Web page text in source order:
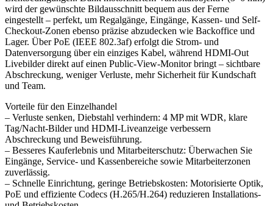
wird der gewünschte Bildausschnitt bequem aus der Ferne
eingestellt – perfekt, um Regalgänge, Eingänge, Kassen- und Self-
Checkout-Zonen ebenso präzise abzudecken wie Backoffice und
Lager. Über PoE (IEEE 802.3af) erfolgt die Strom- und
Datenversorgung über ein einziges Kabel, während HDMI-Out
Livebilder direkt auf einen Public-View-Monitor bringt – sichtbare
Abschreckung, weniger Verluste, mehr Sicherheit für Kundschaft
und Team.
Vorteile für den Einzelhandel
– Verluste senken, Diebstahl verhindern: 4 MP mit WDR, klare
Tag/Nacht-Bilder und HDMI-Liveanzeige verbessern
Abschreckung und Beweisführung.
– Besseres Kauferlebnis und Mitarbeiterschutz: Überwachen Sie
Eingänge, Service- und Kassenbereiche sowie Mitarbeiterzonen
zuverlässig.
– Schnelle Einrichtung, geringe Betriebskosten: Motorisierte Optik,
PoE und effiziente Codecs (H.265/H.264) reduzieren Installations-